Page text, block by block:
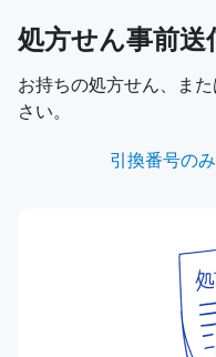
処方せん事前送
お持ちの処方せん、ま
さい。
引換番号の